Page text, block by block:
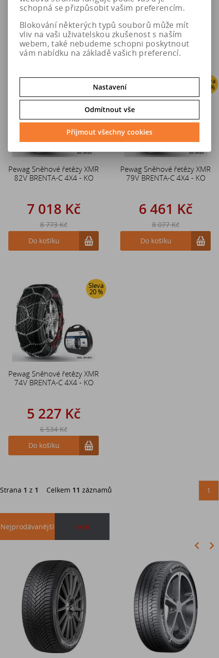
6 461 Kč
8 077 Kč
Do košíku
7 018 Kč
8 773 Kč
Do košíku
Sleva
20 %
Pewag Sněhové řetězy XMR
82V BRENTA-C 4X4 - KO
7 018 Kč
8 773 Kč
Do košíku
Sleva
20 %
Pewag Sněhové řetězy XMR
79V BRENTA-C 4X4 - KO
6 461 Kč
8 077 Kč
Do košíku
Sleva
20 %
Pewag Sněhové řetězy XMR
74V BRENTA-C 4X4 - KO
5 227 Kč
6 534 Kč
Do košíku
Strana 1 z 1 Celkem 11 záznamů 1
Nejprodávanější akce
schopná se přizpůsobit vašim preferencím.
Blokování některých typů souborů může mít
vliv na vaši uživatelskou zkušenost s naším
webem, také nebudeme schopni poskytnout
vám nabídku na základě vašich preferencí.
Nastavení
Odmítnout vše
Přijmout všechny cookies